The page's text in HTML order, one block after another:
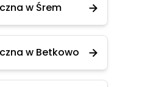
w Śrem
w Betkowo